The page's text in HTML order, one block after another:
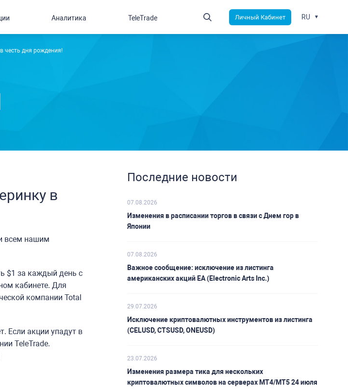
честь дня рождения!
в
всем нашим
$1 за каждый день с
кабинете. Для
компании Total
Если акции упадут в
TeleTrade.
Последние новости
07.08.2026
Изменения в расписании торгов в связи с Днем гор в
Японии
07.08.2026
Важное сообщение: исключение из листинга
американских акций EA (Electronic Arts Inc.)
29.07.2026
Исключение криптовалютных инструментов из листинга
(CELUSD, CTSUSD, ONEUSD)
23.07.2026
Изменения размера тика для нескольких
криптовалютных символов на серверах MT4/MT5 24 июля
Аналитика TeleTrade Личный Кабинет RU